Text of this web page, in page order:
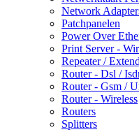
Network
Patchpanelen
Power Over
Print Server -
Repeater /
Router - Dsl /
Router - Gsm /
Router - Wireless
Routers
Splitters